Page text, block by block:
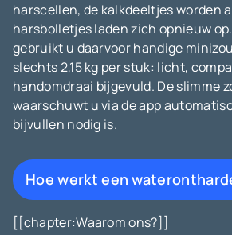
harscellen, de kalkdeeltjes worden
harsbolletjes laden zich opnieuw
gebruikt u daarvoor handige
slechts 2,15 kg per stuk: licht,
handomdraai bijgevuld. De slimme
waarschuwt u via de app
bijvullen nodig is.
Hoe werkt een
[[chapter:Waarom ons?]]